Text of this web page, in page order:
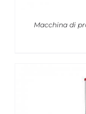
Macchina di